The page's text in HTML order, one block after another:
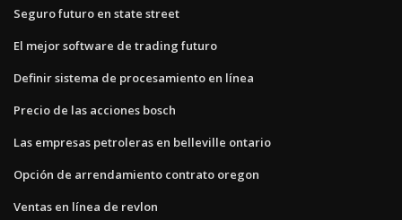
Seguro futuro en state street
El mejor software de trading futuro
Definir sistema de procesamiento en línea
Precio de las acciones bosch
Las empresas petroleras en belleville ontario
Opción de arrendamiento contrato oregon
Ventas en línea de revlon